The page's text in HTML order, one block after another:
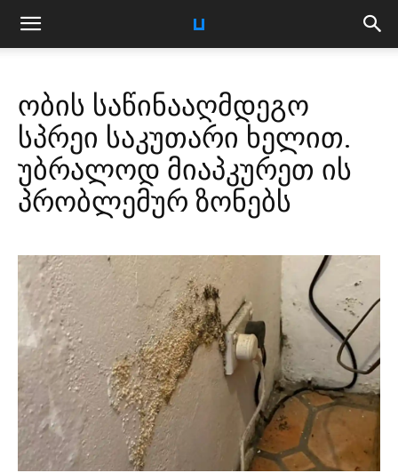
ობის საწინააღმდეგო
სპრეი საკუთარი ხელით.
უბრალოდ მიაპკურეთ ის
პრობლემურ ზონებს